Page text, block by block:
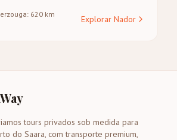
que chegam de ferry a partir de
do seu aeroporto internacional,
: 620 km
Explorar Nador
tours privados sob medida para
do Saara, com transporte premium,